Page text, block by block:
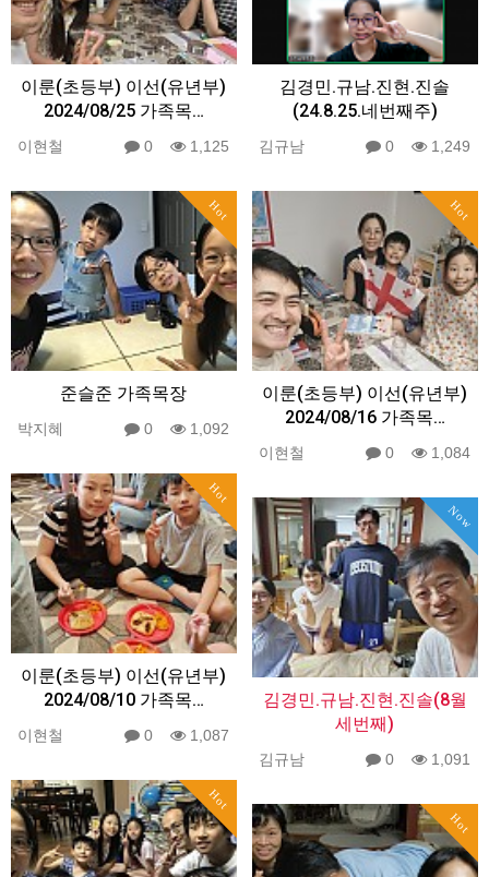
이룬(초등부) 이선(유년부)
2024/08/25 가족목…
이현철 0 1,125
김경민.규남.진현.진솔
(24.8.25.네번째주)
김규남 0 1,249
Hot
준슬준 가족목장
박지혜 0 1,092
Hot
이룬(초등부) 이선(유년부)
2024/08/16 가족목…
이현철 0 1,084
Hot
이룬(초등부) 이선(유년부)
2024/08/10 가족목…
이현철 0 1,087
Now
김경민.규남.진현.진솔(8월
세번째)
김규남 0 1,091
Hot
Hot